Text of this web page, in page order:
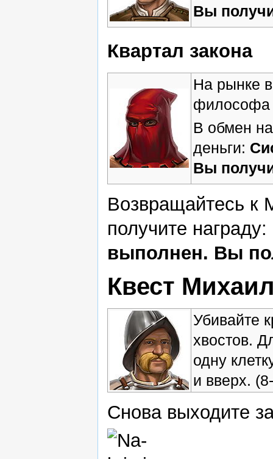
Вы
Квартал закона
На рынке
философа
В обмен
деньги:
Вы
Возвращайтесь к
получите награду:
выполнен. Вы
Квест
Убивайте
хвостов.
одну
и вверх.
Снова выходите